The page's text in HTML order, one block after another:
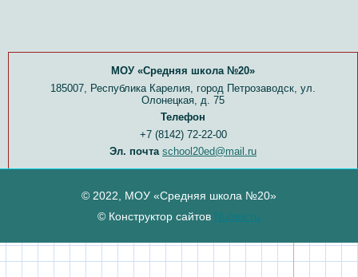
МОУ «Средняя школа №20»
185007, Республика Карелия, город Петрозаводск, ул.
Олонецкая, д. 75
Телефон
+7 (8142) 72-22-00
Эл. почта school20ed@mail.ru
© 2022, МОУ «Средняя школа №20»
© Конструктор сайтов Nubex.ru